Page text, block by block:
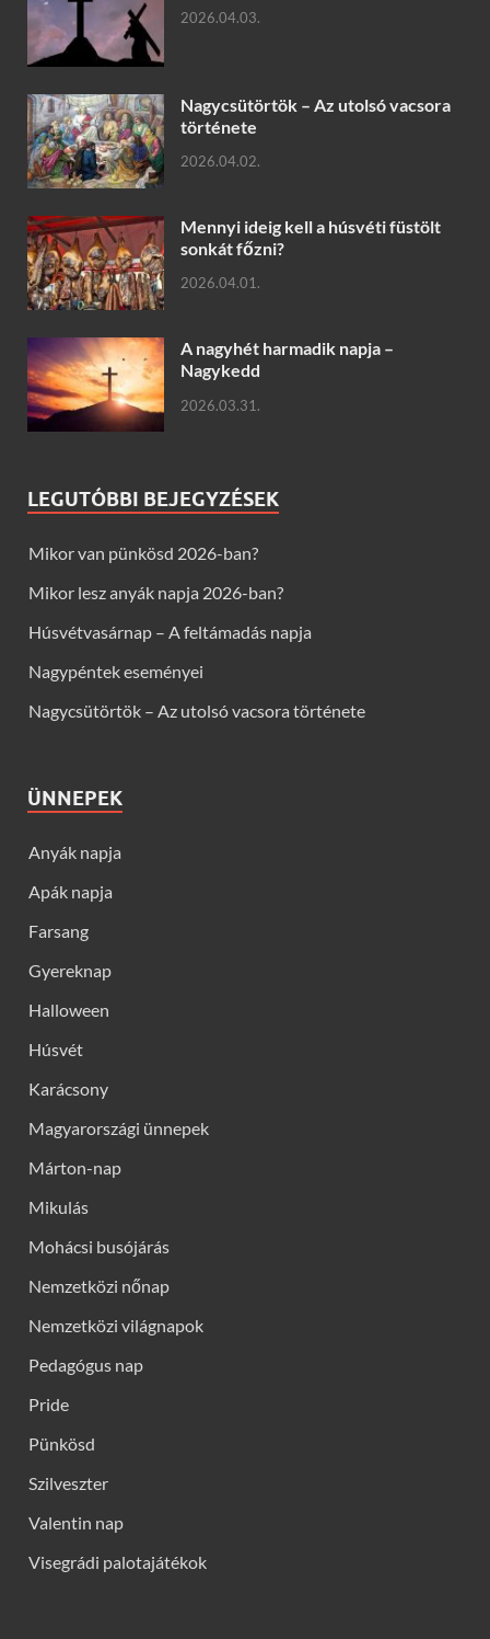
2026.04.03.
Nagycsütörtök – Az utolsó vacsora
története
2026.04.02.
Mennyi ideig kell a húsvéti füstölt
sonkát főzni?
2026.04.01.
A nagyhét harmadik napja –
Nagykedd
2026.03.31.
LEGUTÓBBI BEJEGYZÉSEK
Mikor van pünkösd 2026-ban?
Mikor lesz anyák napja 2026-ban?
Húsvétvasárnap – A feltámadás napja
Nagypéntek eseményei
Nagycsütörtök – Az utolsó vacsora története
ÜNNEPEK
Anyák napja
Apák napja
Farsang
Gyereknap
Halloween
Húsvét
Karácsony
Magyarországi ünnepek
Márton-nap
Mikulás
Mohácsi busójárás
Nemzetközi nőnap
Nemzetközi világnapok
Pedagógus nap
Pride
Pünkösd
Szilveszter
Valentin nap
Visegrádi palotajátékok